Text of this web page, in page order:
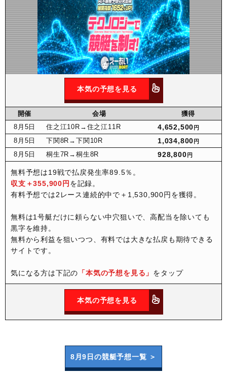
本気の予想を見る
開催 会場
獲得
8月 5日 住之江10R →住之江11R 4,652,500 円
8月 5日 下関8R →下関10R 1,034,800 円
8月 5日 桐生7R →桐生8R 928,800 円
無料予想は19戦で払戻発生率89.5％。
収支＋355,900円 を記録。
有料予想では2レース連続的中で＋1,530,900円を獲得。
無料は1号艇だけに頼らない中穴狙いで、高配当を除いても
黒字を維持。
無料から利益を狙いつつ、有料では大きな払戻も期待できる
サイトです。
気になる方は下記の 「本気の予想を見る」 をタップ
本気の予想を見る
8月9日の競艇予想一覧 ＞